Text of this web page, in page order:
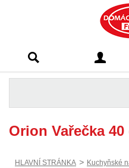
Franta
Orion Vařečka 40
HLAVNÍ STRÁNKA > Kuchyňské